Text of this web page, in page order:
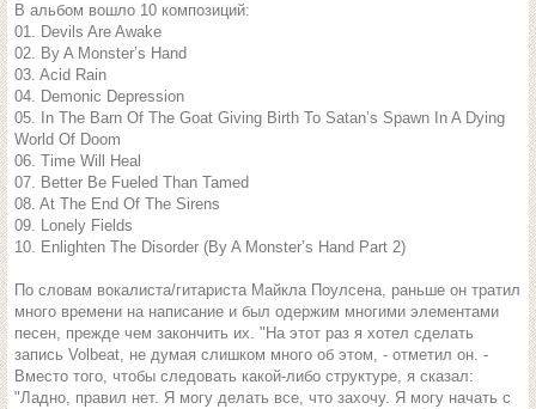
В альбом вошло 10 композиций:
01. Devils Are Awake
02. By A Monster’s Hand
03. Acid Rain
04. Demonic Depression
05. In The Barn Of The Goat Giving Birth To Satan’s Spawn In A Dying
World Of Doom
06. Time Will Heal
07. Better Be Fueled Than Tamed
08. At The End Of The Sirens
09. Lonely Fields
10. Enlighten The Disorder (By A Monster’s Hand Part 2)
По словам вокалиста/гитариста Майкла Поулсена, раньше он тратил
много времени на написание и был одержим многими элементами
песен, прежде чем закончить их. "На этот раз я хотел сделать
запись Volbeat, не думая слишком много об этом, - отметил он. -
Вместо того, чтобы следовать какой-либо структуре, я сказал:
"Ладно, правил нет. Я могу делать все, что захочу. Я могу начать с